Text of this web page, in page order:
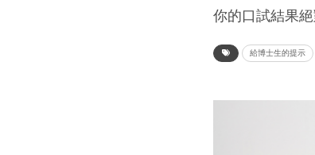
你的口試結果
給博士生的提示